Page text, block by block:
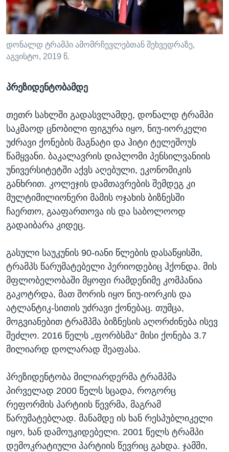
დონალდ ტრამპი ამომრჩევლებთან შეხვედრაზე,
აგვისტო, 2019 წ.
პრეზიდენტობამდე
თეთრ სახლში გადასვლამდე, დონალდ ტრამპი
საკმაოდ ცნობილი ფიგურა იყო, ნიუ-იორკელი
უძრავი ქონების მაგნატი და ჰიტი ტელეშოუს
წამყვანი. ბაკალავრის დიპლომი პენსილვანიის
უნივერსიტეტში აქვს აღებული, ეკონომიკის
განხრით. კოლეჯის დამთავრების შემდეგ კი
მულტიმილიონერი მამის ოჯახის ბიზნესში
ჩაერთო, გააფართოვა ის და საბოლოოდ
გადაიბარა კიდეც.
გასული საუკუნის 90-იანი წლების დასაწყისში,
ტრამპს წარუმატებელი პერიოდებიც ჰქონდა. მის
მფლობელობაში მყოფი რამდენიმე კომპანია
გაკოტრდა, მათ შორის იყო ნიუ-იორკის და
ატლანტიკ-სითის უძრავი ქონებაც. თუმცა,
მოგვიანებით ტრამპმა ბიზნესის აღორძინება ისევ
შეძლო. 2016 წელს „ფორბსმა“ მისი ქონება 3.7
მილიარდ დოლარად შეაფასა.
პრეზიდენტობა მილიარდერმა ტრამპმა
პირველად 2000 წელს სცადა, როგორც
რეფორმის პარტიის წევრმა, მაგრამ
წარუმატებლად. მანამდე ის ხან რესპუბლიკელი
იყო, ხან დამოუკიდებელი. 2001 წელს ტრამპი
დემოკრატიული პარტიის წევრიც გახდა. ჯამში,